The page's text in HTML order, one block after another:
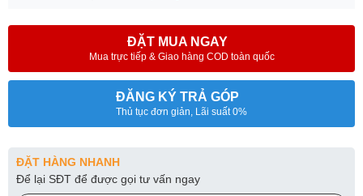
ĐẶT MUA NGAY
Mua trực tiếp & Giao hàng COD toàn quốc
ĐĂNG KÝ TRẢ GÓP
Thủ tục đơn giản, Lãi suất 0%
ĐẶT HÀNG NHANH
Để lại SĐT để được gọi tư vấn ngay